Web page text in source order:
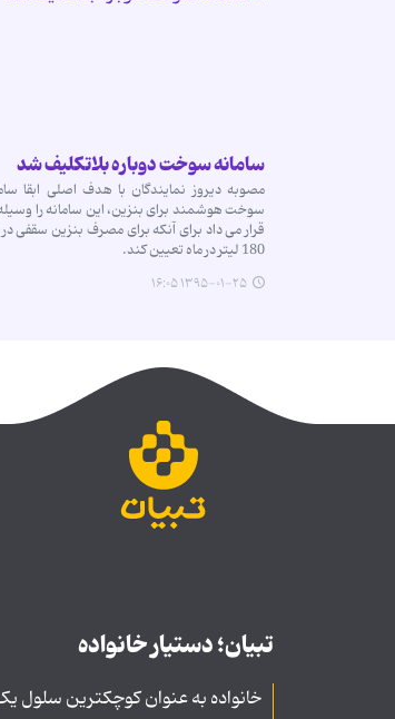
سامانه سوخت دوباره بلاتکلیف شد
مصوبه دیروز نمایندگان با هدف اصلی ابقا
سوخت هوشمند برای بنزین، این سامانه را
قرار می داد برای آنکه برای مصرف بنزین سقفی
180 لیتر در ماه تعیین کند.
۱۳۹۵-۰۱-۲۵ ۱۶:۰۵
تبیان؛ دستیار خانواده
خانواده به عنوان کوچکترین سلول